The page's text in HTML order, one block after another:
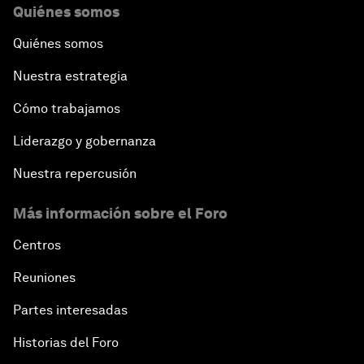
Quiénes somos
Quiénes somos
Nuestra estrategia
Cómo trabajamos
Liderazgo y gobernanza
Nuestra repercusión
Más información sobre el Foro
Centros
Reuniones
Partes interesadas
Historias del Foro